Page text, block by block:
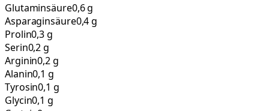
Glutaminsäure0,6 g
Asparaginsäure0,4 g
Prolin0,3 g
Serin0,2 g
Arginin0,2 g
Alanin0,1 g
Tyrosin0,1 g
Glycin0,1 g